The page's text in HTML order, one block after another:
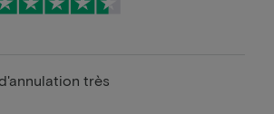
très